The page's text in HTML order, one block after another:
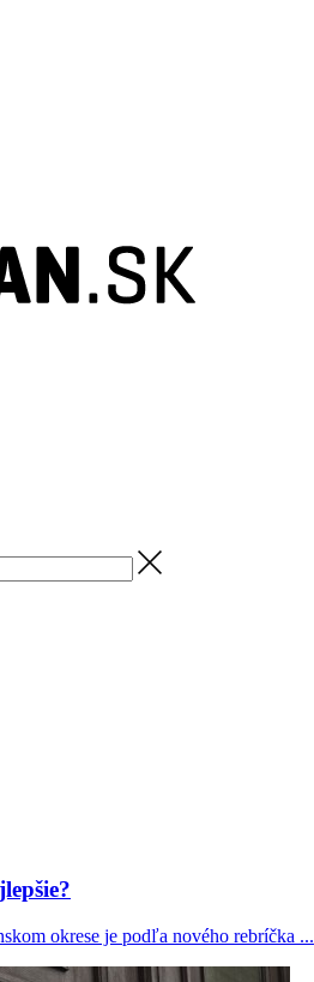
okrese je podľa nového rebríčka ...